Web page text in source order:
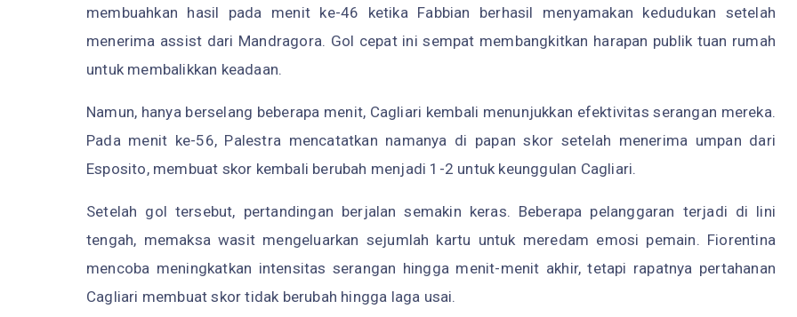
membuahkan hasil pada menit ke-46 ketika Fabbian berhasil menyamakan kedudukan setelah
menerima assist dari Mandragora. Gol cepat ini sempat membangkitkan harapan publik tuan rumah
untuk membalikkan keadaan.
Namun, hanya berselang beberapa menit, Cagliari kembali menunjukkan efektivitas serangan mereka.
Pada menit ke-56, Palestra mencatatkan namanya di papan skor setelah menerima umpan dari
Esposito, membuat skor kembali berubah menjadi 1-2 untuk keunggulan Cagliari.
Setelah gol tersebut, pertandingan berjalan semakin keras. Beberapa pelanggaran terjadi di lini
tengah, memaksa wasit mengeluarkan sejumlah kartu untuk meredam emosi pemain. Fiorentina
mencoba meningkatkan intensitas serangan hingga menit-menit akhir, tetapi rapatnya pertahanan
Cagliari membuat skor tidak berubah hingga laga usai.